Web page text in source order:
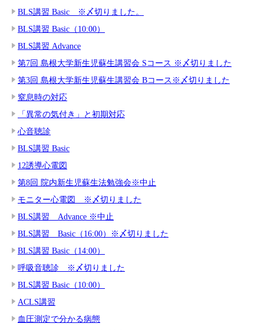
BLS講習 Basic ※〆切りました。
BLS講習 Basic（10:00）
BLS講習 Advance
第7回 島根大学新生児蘇生講習会 Sコース ※〆切りました
第3回 島根大学新生児蘇生講習会 Bコース※〆切りました
窒息時の対応
「異常の気付き」と初期対応
心音聴診
BLS講習 Basic
12誘導心電図
第8回 院内新生児蘇生法勉強会※中止
モニター心電図 ※〆切りました
BLS講習 Advance ※中止
BLS講習 Basic（16:00）※〆切りました
BLS講習 Basic（14:00）
呼吸音聴診 ※〆切りました
BLS講習 Basic（10:00）
ACLS講習
血圧測定で分かる病態